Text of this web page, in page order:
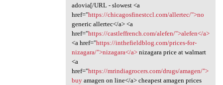
adovia[/URL - slowest <a
href="https://chicagosfinestccl.com/allertec/">no
generic allertec</a> <a
href="https://castleffrench.com/alefen/">alefen</a>
<a href="https://inthefieldblog.com/prices-for-
nizagara/">nizagara</a>nizagara price at walmart
<a
href="https://mrindiagrocers.com/drugs/amagen/">
buyamagen on line</a> cheapest amagen prices